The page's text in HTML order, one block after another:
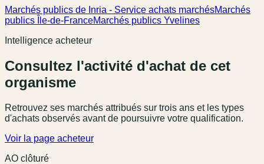
Marchés publics de Inria - Service achats marchésMarchés
publics Île-de-FranceMarchés publics Yvelines
Intelligence acheteur
Consultez l'activité d'achat de cet
organisme
Retrouvez ses marchés attribués sur trois ans et les types
d'achats observés avant de poursuivre votre qualification.
Voir la page acheteur
AO clôturé